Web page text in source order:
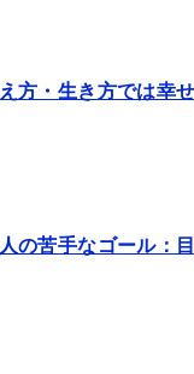
方・生き方では幸
の苦手なゴール：